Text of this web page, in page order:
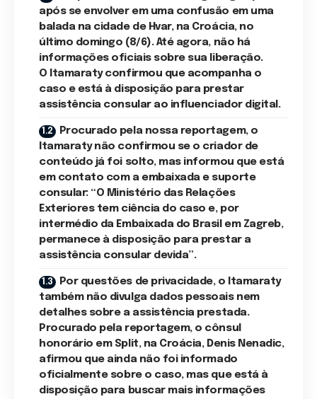
após se envolver em uma confusão em uma
balada na cidade de Hvar, na Croácia, no
último domingo (8/6). Até agora, não há
informações oficiais sobre sua liberação.
O Itamaraty confirmou que acompanha o
caso e está à disposição para prestar
assistência consular ao influenciador digital.
Procurado pela nossa reportagem, o
Itamaraty não confirmou se o criador de
conteúdo já foi solto, mas informou que está
em contato com a embaixada e suporte
consular: “O Ministério das Relações
Exteriores tem ciência do caso e, por
intermédio da Embaixada do Brasil em Zagreb,
permanece à disposição para prestar a
assistência consular devida”.
Por questões de privacidade, o Itamaraty
também não divulga dados pessoais nem
detalhes sobre a assistência prestada.
Procurado pela reportagem, o cônsul
honorário em Split, na Croácia, Denis Nenadic,
afirmou que ainda não foi informado
oficialmente sobre o caso, mas que está à
disposição para buscar mais informações